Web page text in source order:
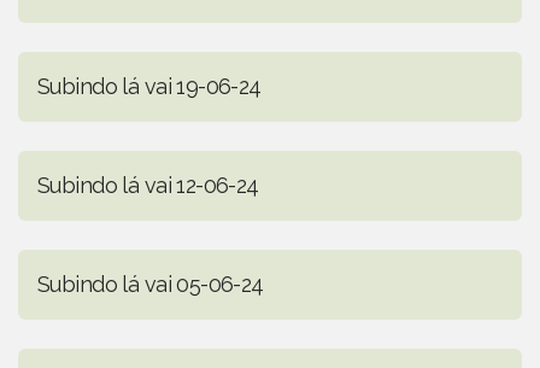
Subindo lá vai 19-06-24
Subindo lá vai 12-06-24
Subindo lá vai 05-06-24